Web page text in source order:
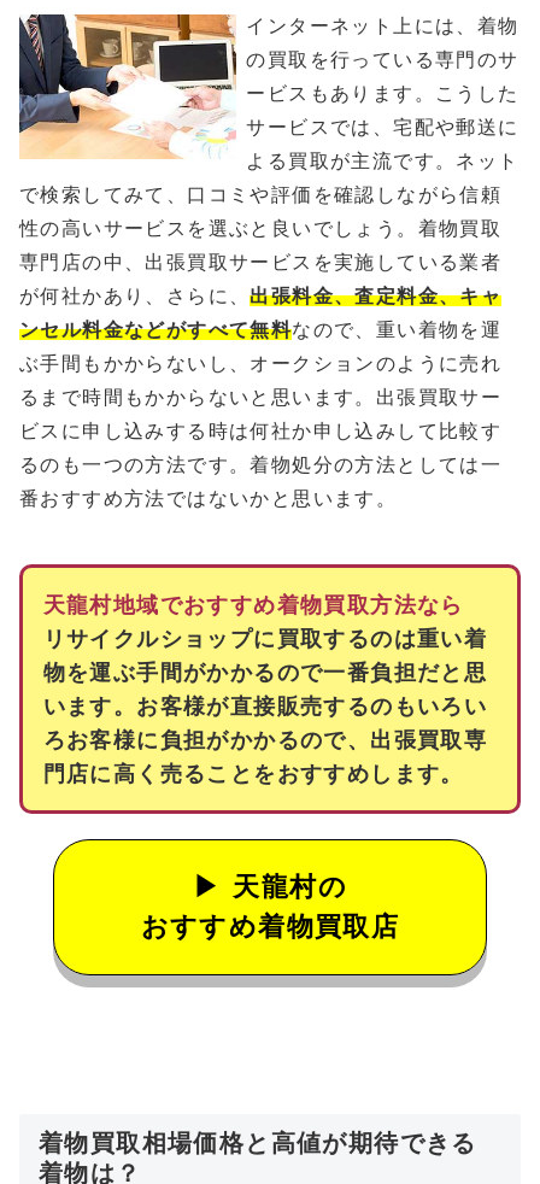
インターネット上には、着物
の買取を行っている専門のサ
ービスもあります。こうした
サービスでは、宅配や郵送に
よる買取が主流です。ネット
で検索してみて、口コミや評価を確認しながら信頼
性の高いサービスを選ぶと良いでしょう。着物買取
専門店の中、出張買取サービスを実施している業者
が何社かあり、さらに、出張料金、査定料金、キャ
ンセル料金などがすべて無料なので、重い着物を運
ぶ手間もかからないし、オークションのように売れ
るまで時間もかからないと思います。出張買取サー
ビスに申し込みする時は何社か申し込みして比較す
るのも一つの方法です。着物処分の方法としては一
番おすすめ方法ではないかと思います。
天龍村地域でおすすめ着物買取方法なら
リサイクルショップに買取するのは重い着
物を運ぶ手間がかかるので一番負担だと思
います。お客様が直接販売するのもいろい
ろお客様に負担がかかるので、出張買取専
門店に高く売ることをおすすめします。
天龍村の
おすすめ着物買取店
着物買取相場価格と高値が期待できる
着物は？